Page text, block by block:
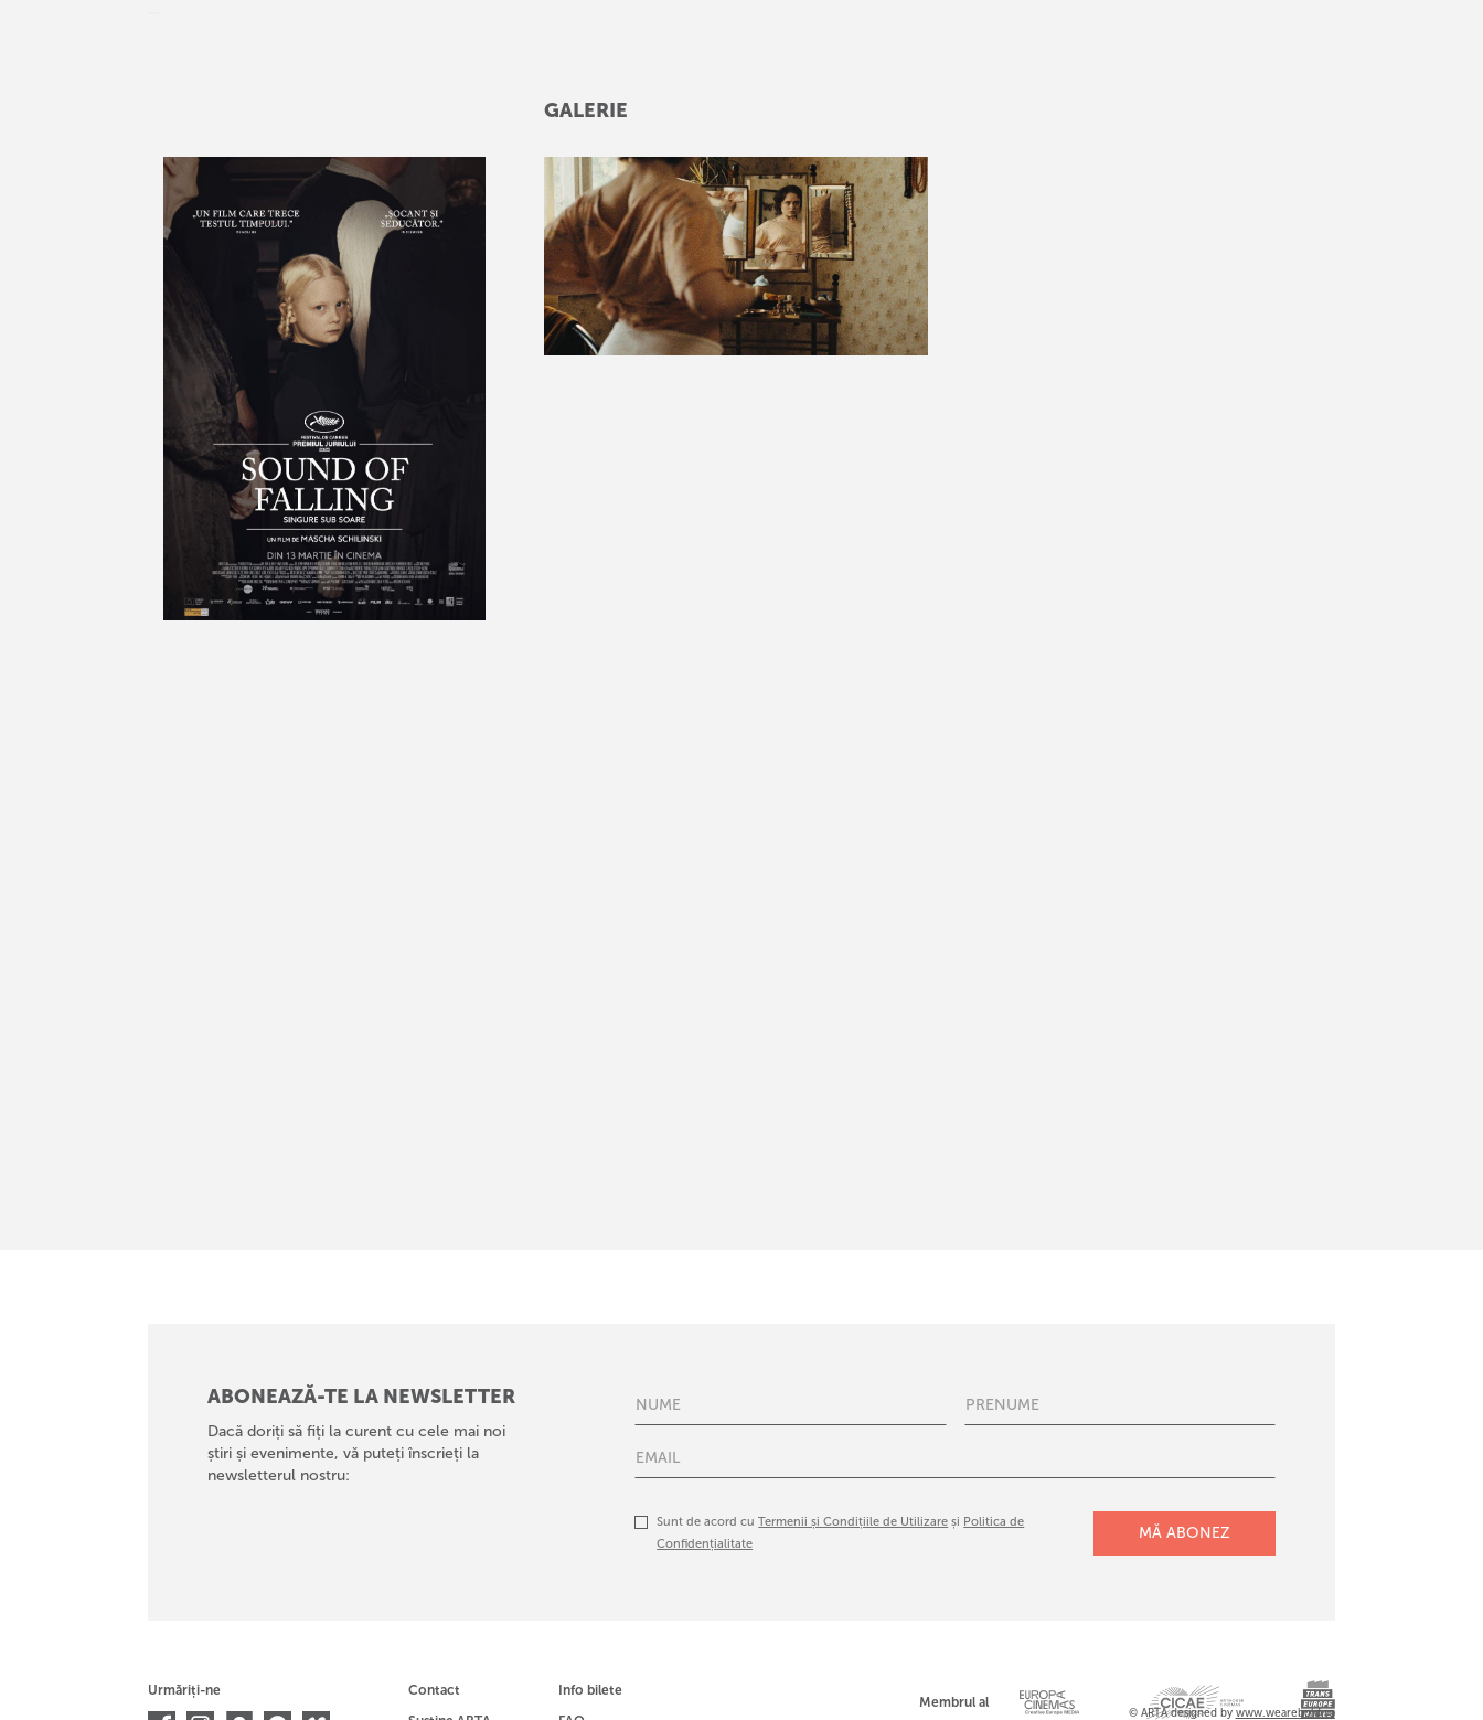
GALERIE
ABONEAZĂ-TE LA NEWSLETTER
Dacă doriți să fiți la curent cu cele mai noi
știri și evenimente, vă puteți înscrieți la
newsletterul nostru:
Sunt de acord cuTermenii și Condițiile de Utilizare și Politica de
Confidențialitate
Urmăriți-ne
Contact
Info bilete
Membrul al
© ARTA designed by www.wearebold.ro